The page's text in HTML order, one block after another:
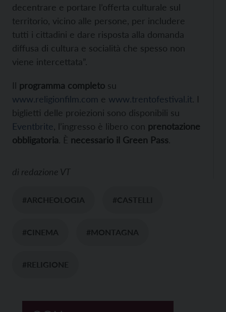
decentrare e portare l’offerta culturale sul
territorio, vicino alle persone, per includere
tutti i cittadini e dare risposta alla domanda
diffusa di cultura e socialità che spesso non
viene intercettata”.
Il programma completo su
www.religionfilm.com e www.trentofestival.it. I
biglietti delle proiezioni sono disponibili su
Eventbrite , l’ingresso è libero con prenotazione
obbligatoria. È necessario il Green Pass.
di redazione VT
#ARCHEOLOGIA #CASTELLI
#CINEMA #MONTAGNA
#RELIGIONE